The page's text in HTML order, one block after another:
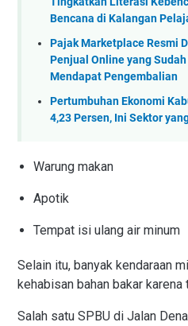
Bencana di Kalangan
Pajak Marketplace Resmi
Penjual Online yang
Mendapat Pengembalian
Pertumbuhan Ekonomi
4,23 Persen, Ini Sektor
Warung makan
Apotik
Tempat isi ulang air minum
Selain itu, banyak kendaraan
kehabisan bahan bakar karena
Salah satu SPBU di Jalan